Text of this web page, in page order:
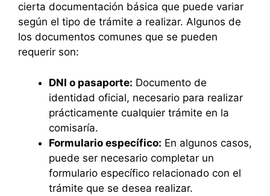
cierta documentación básica que puede variar
según el tipo de trámite a realizar. Algunos de
los documentos comunes que se pueden
requerir son:
DNI o pasaporte: Documento de
identidad oficial, necesario para realizar
prácticamente cualquier trámite en la
comisaría.
Formulario específico: En algunos casos,
puede ser necesario completar un
formulario específico relacionado con el
trámite que se desea realizar.